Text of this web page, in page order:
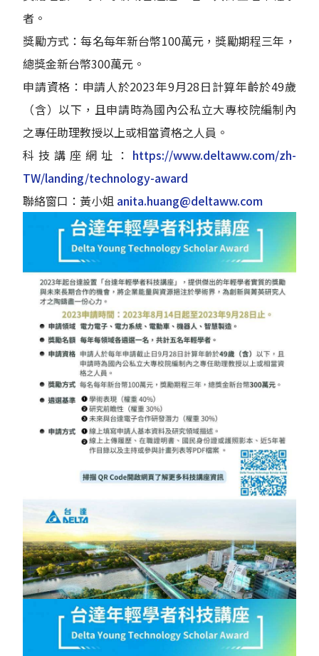
者。
獎勵方式：每名每年新台幣100萬元，獎勵期程三年，
總獎金新台幣300萬元。
申請資格：申請人於2023年9月28日計算年齡於49歲
（含）以下，且申請時為國內公私立大專校院編制內
之專任助理教授以上或相當資格之人員。
科技講座網址： https://www.deltaww.com/zh-
TW/landing/technology-award
聯絡窗口：黃小姐 anita.huang@deltaww.com